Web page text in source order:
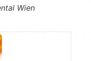
Wien